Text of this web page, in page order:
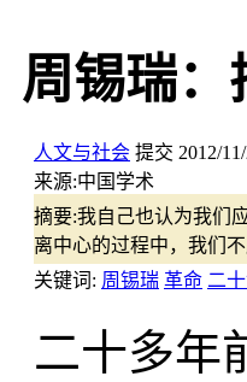
周锡瑞：
人文与社会 提交 2012/
来源:中国学术
摘要:我自己也认为我们
离中心的过程中，我们
关键词: 周锡瑞 革命 二
二十多年